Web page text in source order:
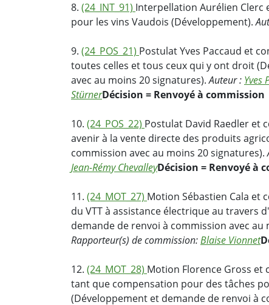
8. (24_INT_91) Interpellation Aurélien
pour les vins Vaudois (Développement).
9. (24_POS_21) Postulat Yves Paccaud et
toutes celles et tous ceux qui y ont droit
avec au moins 20 signatures).Auteur : Yves
StürnerDécision = Renvoyé à commission
10. (24_POS_22) Postulat David Raedler et
avenir à la vente directe des produits
commission avec au moins 20 signatures).
Jean-Rémy ChevalleyDécision = Renvoyé à
11. (24_MOT_27) Motion Sébastien Cala et
du VTT à assistance électrique au travers
demande de renvoi à commission avec
Rapporteur(s) de commission:Blaise Vionnet
12. (24_MOT_28) Motion Florence Gross et
tant que compensation pour des tâches
(Développement et demande de renvoi à